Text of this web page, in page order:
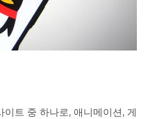
트 중 하나로, 애니메이션, 게